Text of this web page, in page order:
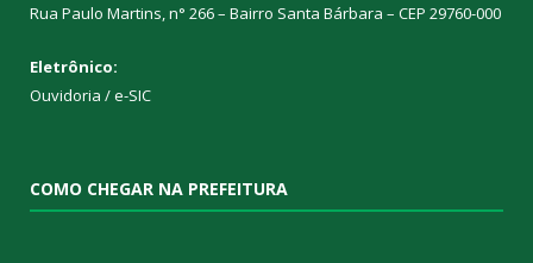
Rua Paulo Martins, n° 266 – Bairro Santa Bárbara – CEP 29760-000
Eletrônico:
Ouvidoria /e-SIC
COMO CHEGAR NA PREFEITURA